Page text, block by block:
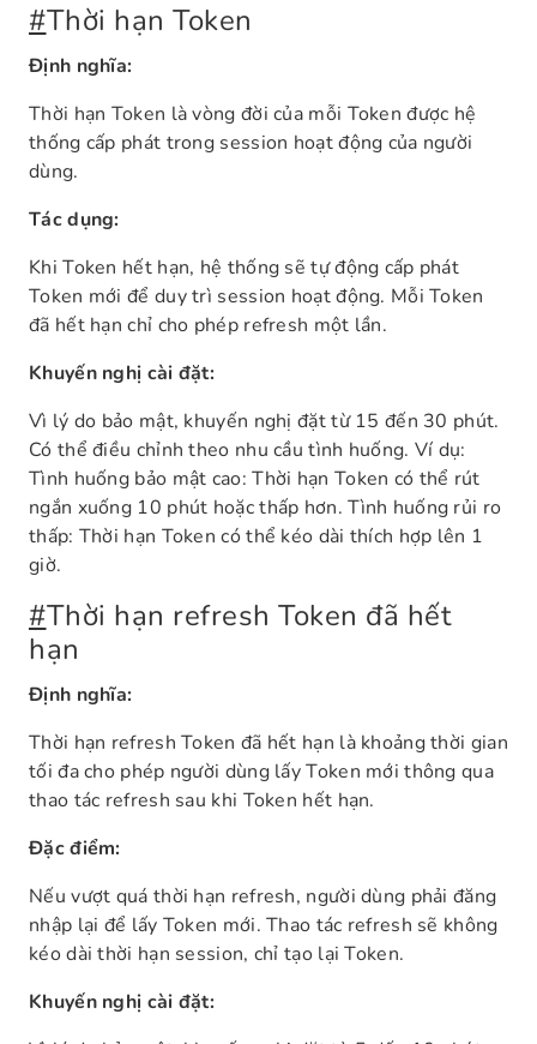
#Thời hạn Token
Định nghĩa:
Thời hạn Token là vòng đời của mỗi Token được hệ
thống cấp phát trong session hoạt động của người
dùng.
Tác dụng:
Khi Token hết hạn, hệ thống sẽ tự động cấp phát
Token mới để duy trì session hoạt động. Mỗi Token
đã hết hạn chỉ cho phép refresh một lần.
Khuyến nghị cài đặt:
Vì lý do bảo mật, khuyến nghị đặt từ 15 đến 30 phút.
Có thể điều chỉnh theo nhu cầu tình huống. Ví dụ:
Tình huống bảo mật cao: Thời hạn Token có thể rút
ngắn xuống 10 phút hoặc thấp hơn. Tình huống rủi ro
thấp: Thời hạn Token có thể kéo dài thích hợp lên 1
giờ.
#Thời hạn refresh Token đã hết
hạn
Định nghĩa:
Thời hạn refresh Token đã hết hạn là khoảng thời gian
tối đa cho phép người dùng lấy Token mới thông qua
thao tác refresh sau khi Token hết hạn.
Đặc điểm:
Nếu vượt quá thời hạn refresh, người dùng phải đăng
nhập lại để lấy Token mới. Thao tác refresh sẽ không
kéo dài thời hạn session, chỉ tạo lại Token.
Khuyến nghị cài đặt: